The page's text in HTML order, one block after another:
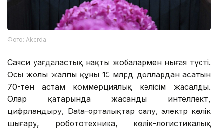
Фото: Аkorda
Саяси уағдаластық нақты жобалармен нығая түсті.
Осы жолы жалпы құны 15 млрд доллардан асатын
70-тен астам коммерциялық келісім жасалды.
Олар қатарында жасанды интеллект,
цифрландыру, Data-орталықтар салу, электр көлік
шығару, робототехника, көлік-логистикалық